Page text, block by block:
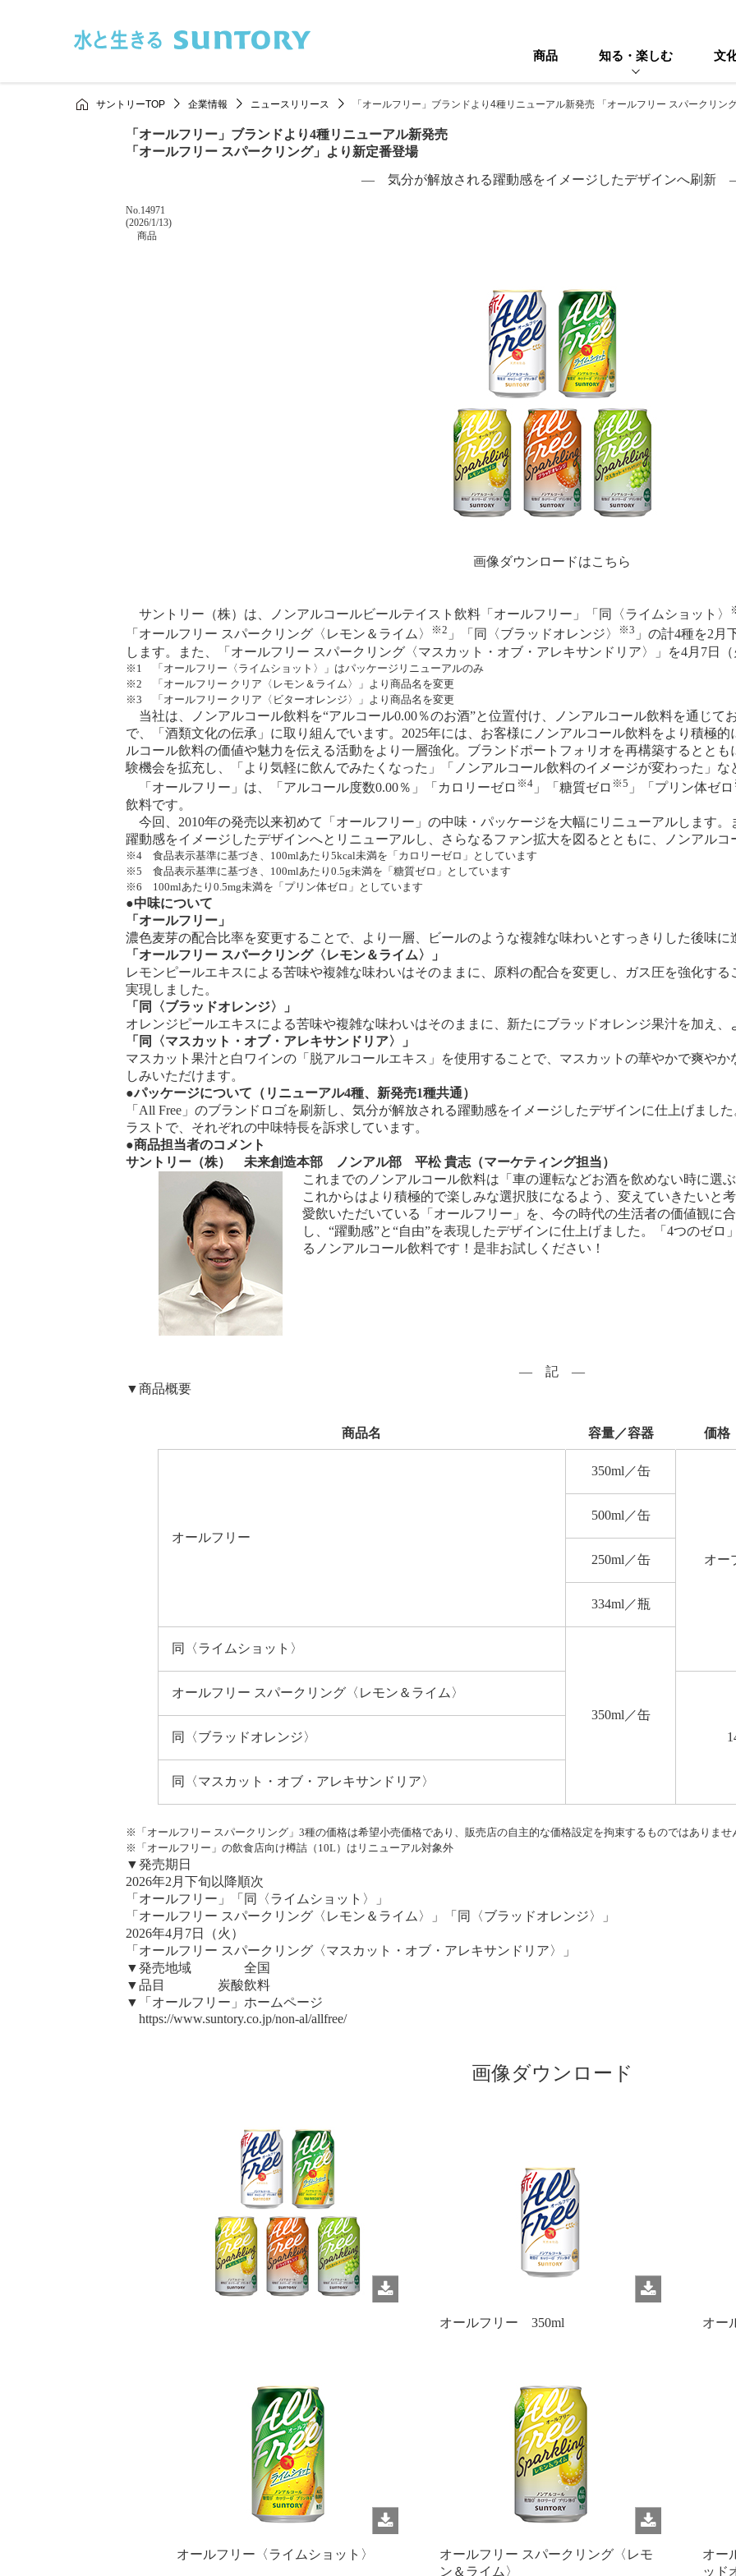
商品 知る・楽しむ 文
サントリーTOP 企業情報 ニュースリリース 「オールフリー」ブランドより4種リニューアル新発売 「オールフリー スパークリン
「オールフリー」ブランドより4種リニューアル新発売
「オールフリー スパークリング」より新定番登場
― 気分が解放される躍動感をイメージしたデザインへ刷新
掲載番号
No.14971
掲載日
(2026/1/13)
カテゴリー
商品
画像ダウンロードはこちら
サントリー（株）は、ノンアルコールビールテイスト飲料「オールフリー」「同〈ライムショット〉
「オールフリー スパークリング〈レモン＆ライム〉 ※2 」「同〈ブラッドオレンジ〉 ※3 」の計4種を2月
します。また、「オールフリー スパークリング〈マスカット・オブ・アレキサンドリア〉」を4月7日
※1 「オールフリー〈ライムショット〉」はパッケージリニューアルのみ
※2 「オールフリー クリア〈レモン＆ライム〉」より商品名を変更
※3 「オールフリー クリア〈ビターオレンジ〉」より商品名を変更
当社は、ノンアルコール飲料を“アルコール0.00％のお酒”と位置付け、ノンアルコール飲料を通じて
で、「酒類文化の伝承」に取り組んでいます。2025年には、お客様にノンアルコール飲料をより積極
ルコール飲料の価値や魅力を伝える活動をより一層強化。ブランドポートフォリオを再構築するとと
験機会を拡充し、「より気軽に飲んでみたくなった」「ノンアルコール飲料のイメージが変わった」
「オールフリー」は、「アルコール度数0.00％」「カロリーゼロ ※4 」「糖質ゼロ ※5 」「プリン体ゼロ
飲料です。
今回、2010年の発売以来初めて「オールフリー」の中味・パッケージを大幅にリニューアルします
躍動感をイメージしたデザインへとリニューアルし、さらなるファン拡大を図るとともに、ノンアル
※4 食品表示基準に基づき、100mlあたり5kcal未満を「カロリーゼロ」としています
※5 食品表示基準に基づき、100mlあたり0.5g未満を「糖質ゼロ」としています
※6 100mlあたり0.5mg未満を「プリン体ゼロ」としています
●中味について
「オールフリー」
濃色麦芽の配合比率を変更することで、より一層、ビールのような複雑な味わいとすっきりした後味に
「オールフリー スパークリング〈レモン＆ライム〉」
レモンピールエキスによる苦味や複雑な味わいはそのままに、原料の配合を変更し、ガス圧を強化す
実現しました。
「同〈ブラッドオレンジ〉」
オレンジピールエキスによる苦味や複雑な味わいはそのままに、新たにブラッドオレンジ果汁を加え
「同〈マスカット・オブ・アレキサンドリア〉」
マスカット果汁と白ワインの「脱アルコールエキス」を使用することで、マスカットの華やかで爽や
しみいただけます。
●パッケージについて（リニューアル4種、新発売1種共通）
「All Free」のブランドロゴを刷新し、気分が解放される躍動感をイメージしたデザインに仕上げまし
ラストで、それぞれの中味特長を訴求しています。
●商品担当者のコメント
サントリー（株） 未来創造本部 ノンアル部 平松 貴志（マーケティング担当）
これまでのノンアルコール飲料は「車の運転などお酒を飲めない時に選
これからはより積極的で楽しみな選択肢になるよう、変えていきたいと
愛飲いただいている「オールフリー」を、今の時代の生活者の価値観に
し、“躍動感”と“自由”を表現したデザインに仕上げました。「4つのゼ
るノンアルコール飲料です！是非お試しください！
― 記 ―
▼商品概要
商品名 容量／容器 価格
オールフリー
350ml ／缶
オー
500ml ／缶
250ml ／缶
334ml ／瓶
同〈ライムショット〉
350ml ／缶
オールフリー スパークリング〈レモン＆ライム〉
同〈ブラッドオレンジ〉
同〈マスカット・オブ・アレキサンドリア〉
※「オールフリー スパークリング」3種の価格は希望小売価格であり、販売店の自主的な価格設定を拘束するものではありませ
※「オールフリー」の飲食店向け樽詰（10L）はリニューアル対象外
▼発売期日
2026年2月下旬以降順次
「オールフリー」「同〈ライムショット〉」
「オールフリー スパークリング〈レモン＆ライム〉」「同〈ブラッドオレンジ〉」
2026年4月7日（火）
「オールフリー スパークリング〈マスカット・オブ・アレキサンドリア〉」
▼発売地域 全国
▼品目 炭酸飲料
▼「オールフリー」ホームページ
https://www.suntory.co.jp/non-al/allfree/
画像ダウンロード
オールフリー 350ml オー
オールフリー〈ライムショット〉
オールフリー スパークリング〈レモ
ン＆ライム〉
オー
ッド